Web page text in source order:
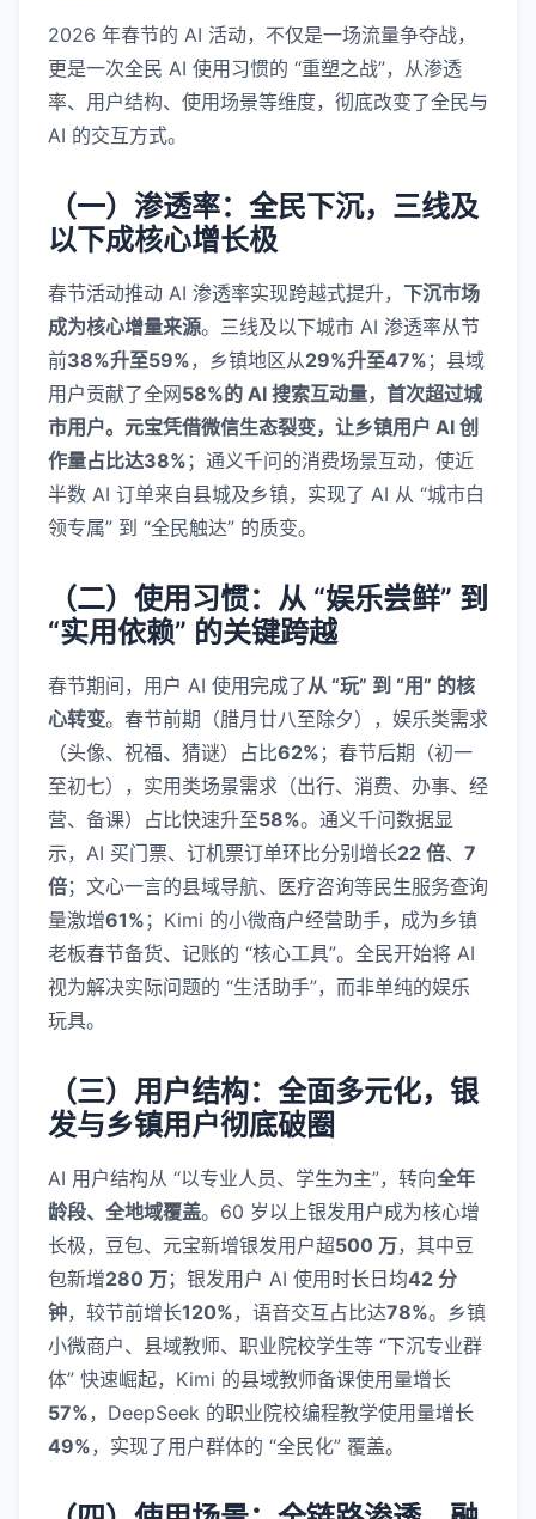
2026 年春节的 AI 活动，不仅是一场流量争夺战，
更是一次全民 AI 使用习惯的 “重塑之战”，从渗透
率、用户结构、使用场景等维度，彻底改变了全民与
AI 的交互方式。
（一）渗透率：全民下沉，三线及
以下成核心增长极
春节活动推动 AI 渗透率实现跨越式提升， 下沉市场
成为核心增量来源。三线及以下城市 AI 渗透率从节
前38%升至59%，乡镇地区从29%升至47% ；县域
用户贡献了全网58%的 AI 搜索互动量，首次超过城
市用户。元宝凭借微信生态裂变，让乡镇用户 AI 创
作量占比达38% ；通义千问的消费场景互动，使近
半数 AI 订单来自县城及乡镇，实现了 AI 从 “城市白
领专属” 到 “全民触达” 的质变。
（二）使用习惯：从 “娱乐尝鲜” 到
“实用依赖” 的关键跨越
春节期间，用户 AI 使用完成了从 “玩” 到 “用” 的核
心转变。春节前期（腊月廿八至除夕），娱乐类需求
（头像、祝福、猜谜）占比62% ；春节后期（初一
至初七），实用类场景需求（出行、消费、办事、经
营、备课）占比快速升至58%。通义千问数据显
示，AI 买门票、订机票订单环比分别增长22 倍、 7
倍；文心一言的县域导航、医疗咨询等民生服务查询
量激增61% ；Kimi 的小微商户经营助手，成为乡镇
老板春节备货、记账的 “核心工具”。全民开始将 AI
视为解决实际问题的 “生活助手”，而非单纯的娱乐
玩具。
（三）用户结构：全面多元化，银
发与乡镇用户彻底破圈
AI 用户结构从 “以专业人员、学生为主”，转向全年
龄段、全地域覆盖。60 岁以上银发用户成为核心增
长极，豆包、元宝新增银发用户超500 万，其中豆
包新增280 万；银发用户 AI 使用时长日均42 分
钟，较节前增长120%，语音交互占比达78%。乡镇
小微商户、县域教师、职业院校学生等 “下沉专业群
体” 快速崛起，Kimi 的县域教师备课使用量增长
57%，DeepSeek 的职业院校编程教学使用量增长
49%，实现了用户群体的 “全民化” 覆盖。